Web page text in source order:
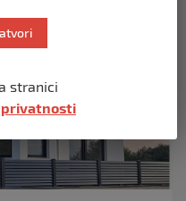
stranici
privatnosti